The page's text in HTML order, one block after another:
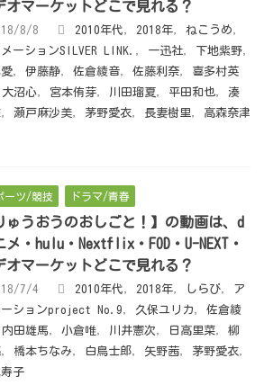
オマーケットどこで見れる？
8/8 2010年代, 2018年, ねこうめ,
ーションSILVER LINK. , 一迅社, 下地紫野,
, 伊藤静, 佐倉綾音, 佐藤利奈, 喜多村英
大沼心, 宮本侑芽, 川田瑠夏, 平田和也, 湊
, 瀬戸麻沙美, 茅野愛衣, 長妻樹里, 高森奈津
ーツ/競技 ドラマ/青春
ゅうおうのおしごと！】の動画は、d
メ・hulu・Nextflix・FOD・U-NEXT・
オマーケットどこで見れる？
7/4 2010年代, 2018年, しらび, ア
ーションproject No.9, 久保ユリカ, 佐倉綾
内田雄馬, 小倉唯, 川井憲次, 日高里菜, 柳
, 橋本ちなみ, 白鳥士郎, 矢野茜, 茅野愛衣,
子